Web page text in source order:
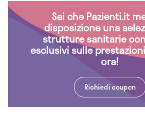
Sai che Pazienti.it
disposizione una
strutture sanitarie
esclusivi sulle
ora!
Richiedi coupon